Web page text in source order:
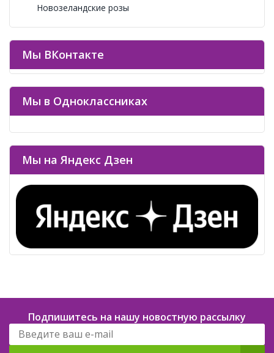
Новозеландские розы
Мы ВКонтакте
Мы в Одноклассниках
Мы на Яндекс Дзен
Подпишитесь на нашу новостную рассылку